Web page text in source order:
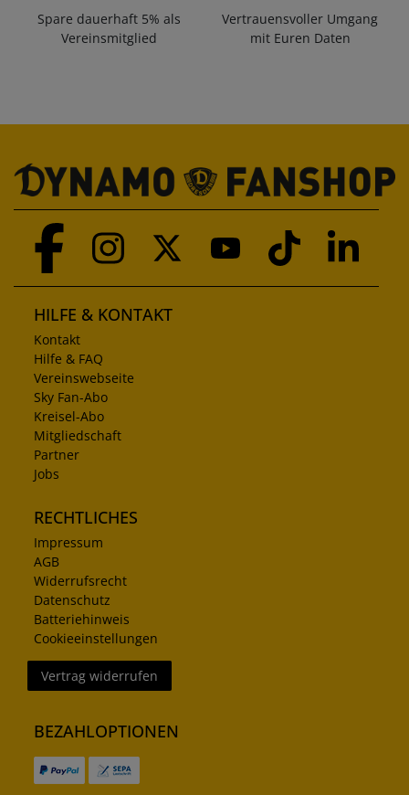
Spare dauerhaft 5% als
Vereinsmitglied
Vertrauensvoller Umgang
mit Euren Daten
HILFE & KONTAKT
Kontakt
Hilfe & FAQ
Vereinswebseite
Sky Fan-Abo
Kreisel-Abo
Mitgliedschaft
Partner
Jobs
RECHTLICHES
Impressum
AGB
Widerrufsrecht
Datenschutz
Batteriehinweis
Cookieeinstellungen
Vertrag widerrufen
BEZAHLOPTIONEN